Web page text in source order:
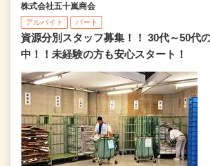
株式会社五十嵐商会
アルバイト パート
資源分別スタッフ募集！！ 30代～50代
中！！未経験の方も安心スタート！